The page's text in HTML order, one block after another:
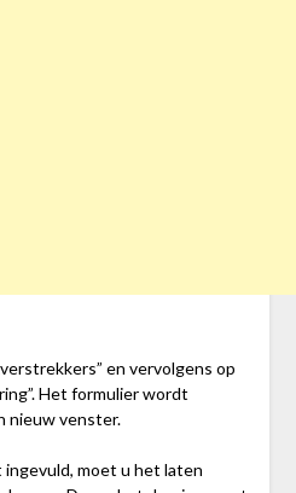
en vervolgens op
Het formulier wordt
nieuw venster.
moet u het laten